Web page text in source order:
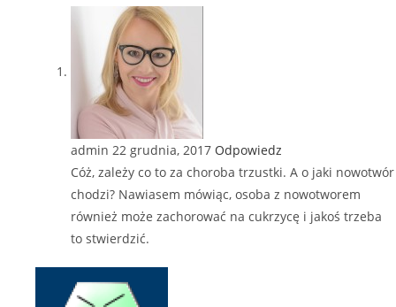
admin 22 grudnia, 2017 Odpowiedz
Cóż, zależy co to za choroba trzustki. A o jaki nowotwór
chodzi? Nawiasem mówiąc, osoba z nowotworem
również może zachorować na cukrzycę i jakoś trzeba
to stwierdzić.